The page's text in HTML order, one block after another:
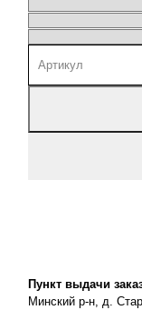
Пункт выдачи
Минский р-н, д.